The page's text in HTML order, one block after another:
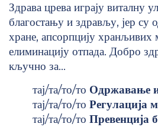
Здрава црева играју виталну
благостању и здрављу, јер су
хране, апсорпцију хранљивих
елиминацију отпада. Добро
кључно за...
тај/та/то/то Одржавање
тај/та/то/то Регулација
тај/та/то/то Превенција